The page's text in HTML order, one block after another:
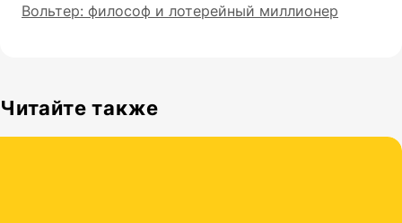
Вольтер: философ и лотерейный миллионер
Читайте также